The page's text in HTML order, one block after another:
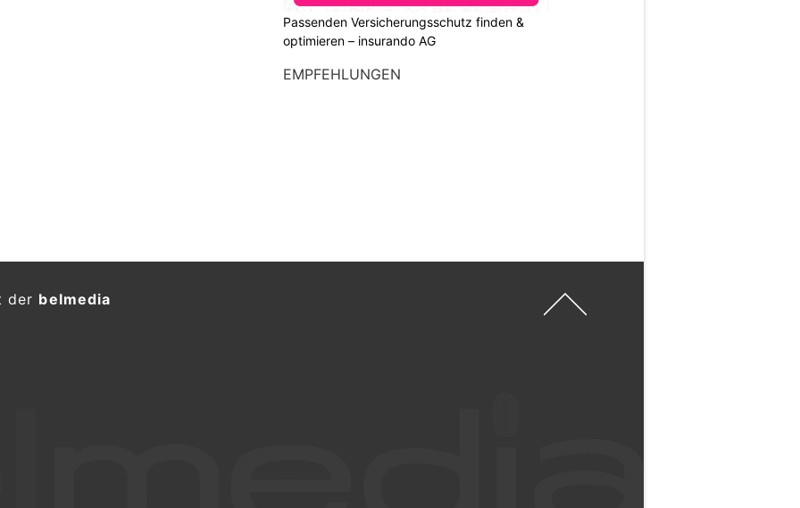
Passenden Versicherungsschutz finden &
optimieren – insurando AG
EMPFEHLUNGEN
der belmedia